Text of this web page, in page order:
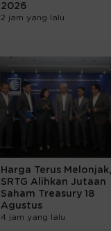
2026
2 jam yang lalu
Harga Terus Melonjak,
SRTG Alihkan Jutaan
Saham Treasury 18
Agustus
4 jam yang lalu